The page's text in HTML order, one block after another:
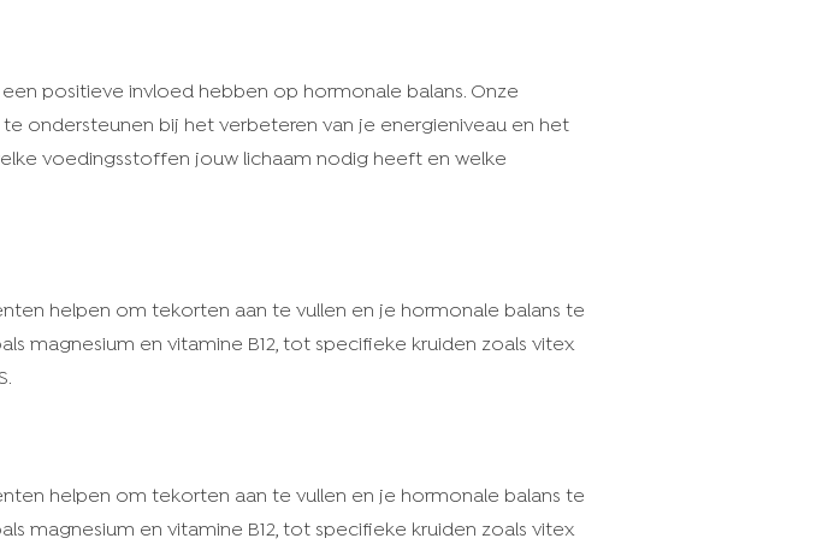
positieve invloed hebben op hormonale balans. Onze
ondersteunen bij het verbeteren van je energieniveau en het
voedingsstoffen jouw lichaam nodig heeft en welke
helpen om tekorten aan te vullen en je hormonale balans te
magnesium en vitamine B12, tot specifieke kruiden zoals vitex
helpen om tekorten aan te vullen en je hormonale balans te
magnesium en vitamine B12, tot specifieke kruiden zoals vitex